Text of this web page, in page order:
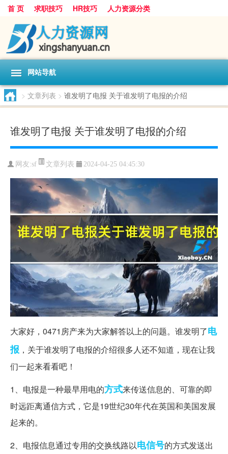
首 页 求职技巧 HR技巧 人力资源分类
网站导航
> 文章列表 > 谁发明了电报 关于谁发明了电报的介绍
谁发明了电报 关于谁发明了电报的介绍
网友:sf 文章列表 2024-04-25 04:45:30
大家好，0471房产来为大家解答以上的问题。谁发明了电
报 ，关于谁发明了电报的介绍很多人还不知道，现在让我
们一起来看看吧！
1、电报是一种最早用电的方式来传送信息的、可靠的即
时远距离通信方式，它是19世纪30年代在英国和美国发展
起来的。
2、电报信息通过专用的交换线路以电信号的方式发送出